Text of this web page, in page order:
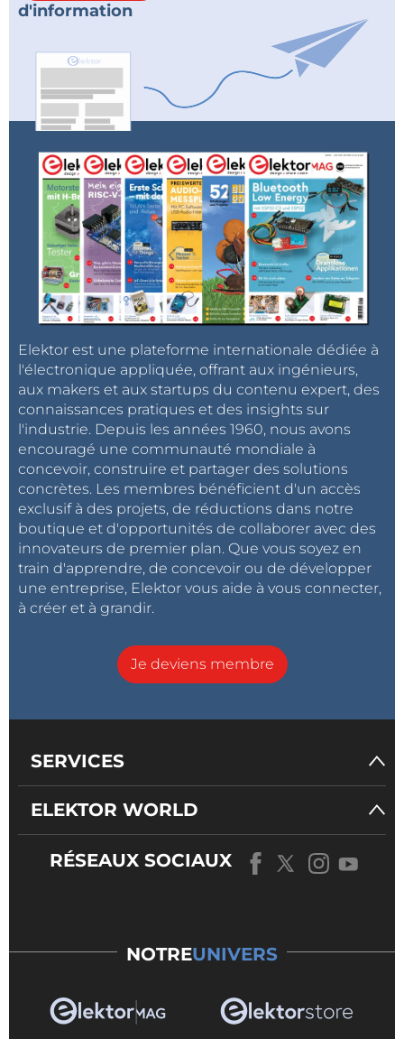
d'information
Elektor est une plateforme internationale dédiée à
l'électronique appliquée, offrant aux ingénieurs,
aux makers et aux startups du contenu expert, des
connaissances pratiques et des insights sur
l'industrie. Depuis les années 1960, nous avons
encouragé une communauté mondiale à
concevoir, construire et partager des solutions
concrètes. Les membres bénéficient d'un accès
exclusif à des projets, de réductions dans notre
boutique et d'opportunités de collaborer avec des
innovateurs de premier plan. Que vous soyez en
train d'apprendre, de concevoir ou de développer
une entreprise, Elektor vous aide à vous connecter,
à créer et à grandir.
Je deviens membre
SERVICES
ELEKTOR WORLD
RÉSEAUX SOCIAUX
NOTREUNIVERS